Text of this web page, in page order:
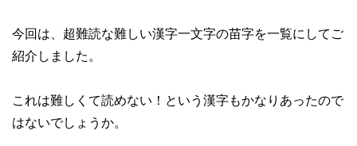
今回は、超難読な難しい漢字一文字の苗字を一覧にしてご
紹介しました。
これは難しくて読めない！という漢字もかなりあったので
はないでしょうか。